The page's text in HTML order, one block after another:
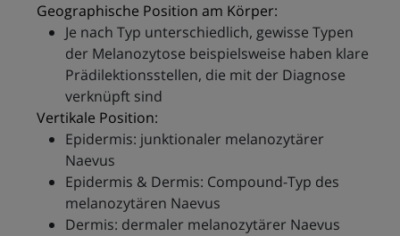
Geographische Position am Körper:
Je nach Typ unterschiedlich, gewisse Typen
der Melanozytose beispielsweise haben klare
Prädilektionsstellen, die mit der Diagnose
verknüpft sind
Vertikale Position:
Epidermis: junktionaler melanozytärer
Naevus
Epidermis & Dermis: Compound-Typ des
melanozytären Naevus
Dermis: dermaler melanozytärer Naevus